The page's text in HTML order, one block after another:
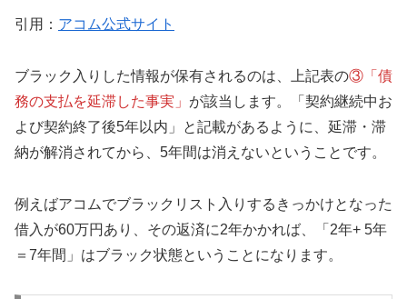
引用： アコム公式サイト
ブラック入りした情報が保有されるのは、上記表の③「債
務の支払を延滞した事実」 が該当します。「契約継続中お
よび契約終了後5年以内」と記載があるように、延滞・滞
納が解消されてから、5年間は消えないということです。
例えばアコムでブラックリスト入りするきっかけとなった
借入が60万円あり、その返済に2年かかれば、「2年+ 5年
＝7年間」はブラック状態ということになります。